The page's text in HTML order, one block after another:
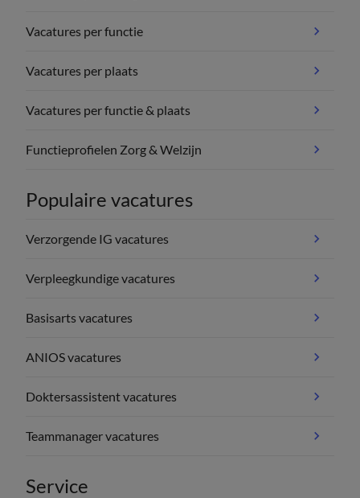
Vacatures per functie
Vacatures per plaats
Vacatures per functie & plaats
Functieprofielen Zorg & Welzijn
Populaire vacatures
Verzorgende IG vacatures
Verpleegkundige vacatures
Basisarts vacatures
ANIOS vacatures
Doktersassistent vacatures
Teammanager vacatures
Service